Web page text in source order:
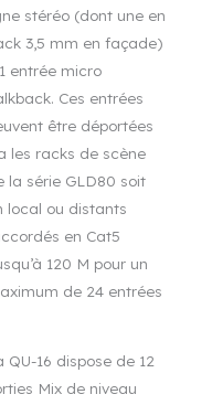
stéréo (dont une en
3,5 mm en façade)
entrée micro
Ces entrées
être déportées
les racks de scène
la série GLD80 soit
local ou distants
en Cat5
120 M pour un
de 24 entrées
QU-16 dispose de 12
Mix de niveau